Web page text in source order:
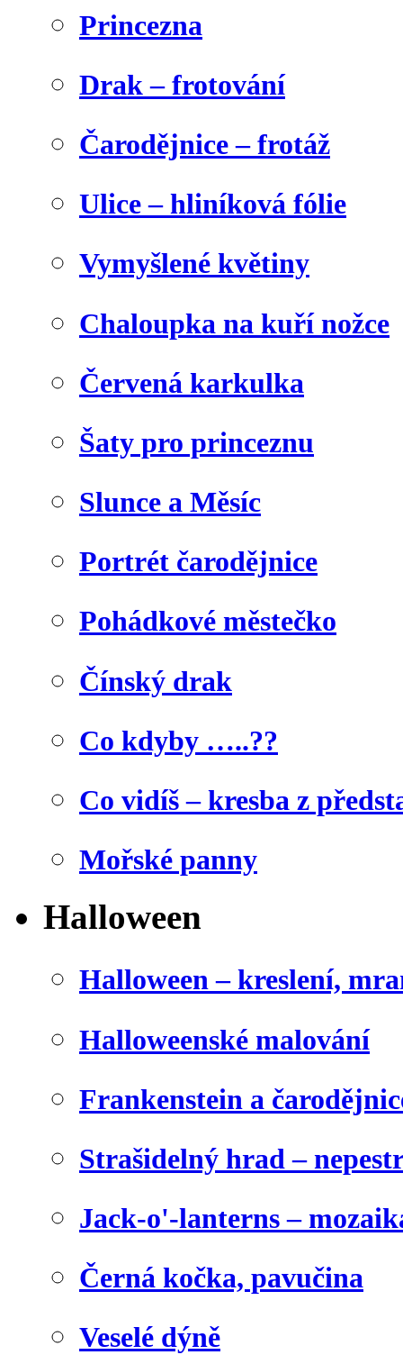
Princezna
Drak – frotování
Čarodějnice – frotáž
Ulice – hliníková fólie
Vymyšlené květiny
Chaloupka na kuří nožce
Červená karkulka
Šaty pro princeznu
Slunce a Měsíc
Portrét čarodějnice
Pohádkové městečko
Čínský drak
Co kdyby …..??
Co vidíš – kresba z
Mořské panny
Halloween
Halloween – kreslení,
Halloweenské malování
Frankenstein a
Strašidelný hrad –
Jack-o'-lanterns –
Černá kočka, pavučina
Veselé dýně